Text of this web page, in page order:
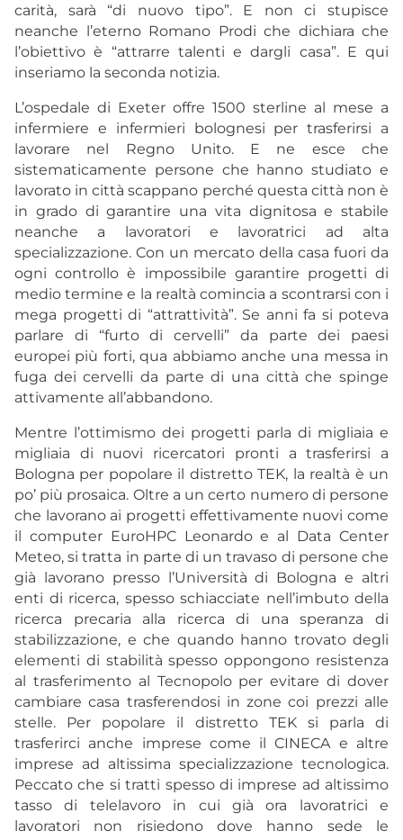
carità, sarà “di nuovo tipo”. E non ci stupisce
neanche l’eterno Romano Prodi che dichiara che
l’obiettivo è “attrarre talenti e dargli casa”. E qui
inseriamo la seconda notizia.
L’ospedale di Exeter offre 1500 sterline al mese a
infermiere e infermieri bolognesi per trasferirsi a
lavorare nel Regno Unito. E ne esce che
sistematicamente persone che hanno studiato e
lavorato in città scappano perché questa città non è
in grado di garantire una vita dignitosa e stabile
neanche a lavoratori e lavoratrici ad alta
specializzazione. Con un mercato della casa fuori da
ogni controllo è impossibile garantire progetti di
medio termine e la realtà comincia a scontrarsi con i
mega progetti di “attrattività”. Se anni fa si poteva
parlare di “furto di cervelli” da parte dei paesi
europei più forti, qua abbiamo anche una messa in
fuga dei cervelli da parte di una città che spinge
attivamente all’abbandono.
Mentre l’ottimismo dei progetti parla di migliaia e
migliaia di nuovi ricercatori pronti a trasferirsi a
Bologna per popolare il distretto TEK, la realtà è un
po’ più prosaica. Oltre a un certo numero di persone
che lavorano ai progetti effettivamente nuovi come
il computer EuroHPC Leonardo e al Data Center
Meteo, si tratta in parte di un travaso di persone che
già lavorano presso l’Università di Bologna e altri
enti di ricerca, spesso schiacciate nell’imbuto della
ricerca precaria alla ricerca di una speranza di
stabilizzazione, e che quando hanno trovato degli
elementi di stabilità spesso oppongono resistenza
al trasferimento al Tecnopolo per evitare di dover
cambiare casa trasferendosi in zone coi prezzi alle
stelle. Per popolare il distretto TEK si parla di
trasferirci anche imprese come il CINECA e altre
imprese ad altissima specializzazione tecnologica.
Peccato che si tratti spesso di imprese ad altissimo
tasso di telelavoro in cui già ora lavoratrici e
lavoratori non risiedono dove hanno sede le